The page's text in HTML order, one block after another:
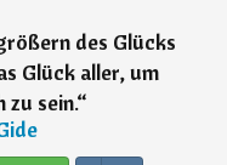
des Glücks
Glück aller, um
zu sein.“